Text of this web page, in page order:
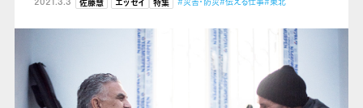
佐藤慧 エッセイ 特集